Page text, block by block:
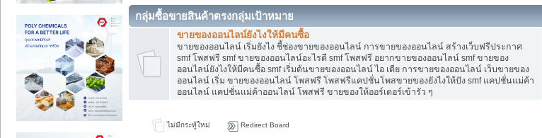
กลุ่มซื้อขายสินค้าตรงกลุ่มเป้าหมาย
ขายของออนไลน์ยังไงให้มีคนซื้อ
ขายของออนไลน์ เริ่มยังไง ชี้ช่องขายของออนไลน์ การขายของออนไลน์ สร้างเว็บฟรีประกาศ
smf โพสฟรี smf ขายของออนไลน์อะไรดี smf โพสฟรี อยากขายของออนไลน์ smf ขายของ
ออนไลน์ยังไงให้มีคนซื้อ smf เริ่มต้นขายของออนไลน์ ไอ เดีย การขายของออนไลน์ เว็บขายของ
ออนไลน์ เริ่ม ขายของออนไลน์ โพสฟรี โพสฟรีแคปชั่นโพสขายของยังไงให้ปัง smf แคปชั่นแม่ค้า
ออนไลน์ แคปชั่นแม่ค้าออนไลน์ โพสฟรี ขายของให้ออร์เดอร์เข้ารัว ๆ
ไม่มีกระทู้ใหม่ Redirect Board